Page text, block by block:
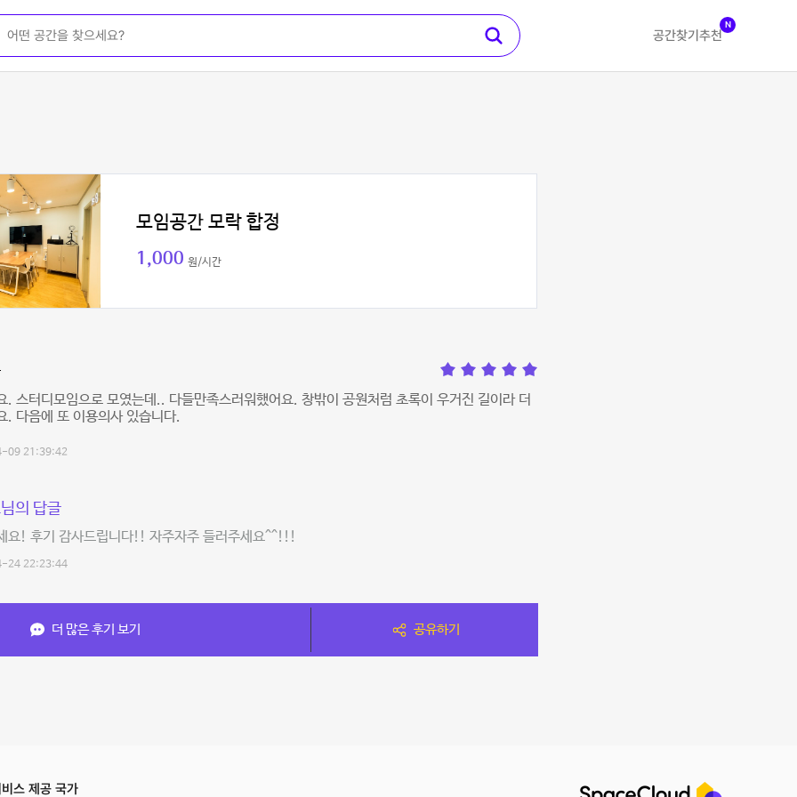
공간찾기 추천
N
모임공간 모락 합정
1,000 원/시간
. 스터디모임으로 모였는데.. 다들만족스러워했어요. 창밖이 공원처럼 초록이 우거진 길이라 더
. 다음에 또 이용의사 있습니다.
09 21:39:42
의 답글
요! 후기 감사드립니다!! 자주자주 들러주세요^^!!!
24 22:23:44
더 많은 후기 보기 공유하기
스 제공 국가